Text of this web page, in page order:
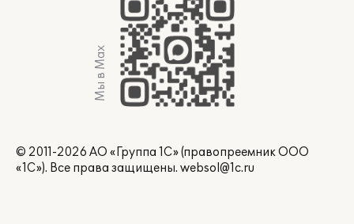
Мы в Max
© 2011-2026 АО «Группа 1С» (правопреемник ООО
«1С»). Все права защищены. websol@1c.ru